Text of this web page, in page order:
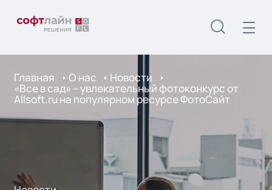
Главная О нас Новости
«Все в сад» – увлекательный фотоконкурс от
Allsoft.ru на популярном ресурсе ФотоСайт